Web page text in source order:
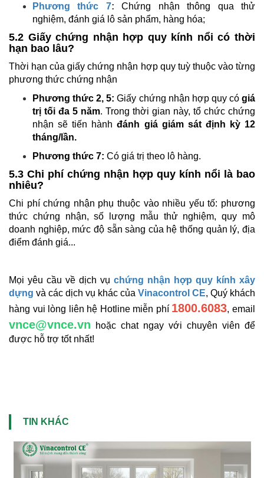
Phương thức 7:Chứng nhận thông qua thử
nghiệm, đánh giá lô sản phẩm, hàng hóa;
5.2 Giấy chứng nhận hợp quy kính nổi có thời
hạn bao lâu?
Thời hạn của giấy chứng nhận hợp quy tuỳ thuộc vào từng
phương thức chứng nhận
Phương thức 2, 5: Giấy chứng nhận hợp quy cógiá
trị tối đa 5 năm. Trong thời gian này, tổ chức chứng
nhận sẽ tiến hànhđánh giá giám sát định kỳ 12
tháng/lần.
Phương thức 7: Có giá trị theo lô hàng.
5.3 Chi phí chứng nhận hợp quy kính nổi là bao
nhiêu?
Chi phí chứng nhận phụ thuộc vào nhiều yếu tố: phương
thức chứng nhận, số lượng mẫu thử nghiệm, quy mô
doanh nghiệp, mức độ sẵn sàng của hệ thống quản lý, địa
điểm đánh giá...
Mọi yêu cầu về dịch vụ chứng nhận hợp quy kính xây
dựng và các dịch vụ khác của Vinacontrol CE, Quý khách
hàng vui lòng liên hệ Hotline miễn phí 1800.6083, email
vnce@vnce.vn hoặc chat ngay với chuyên viên để
được hỗ trợ tốt nhất!
TIN KHÁC